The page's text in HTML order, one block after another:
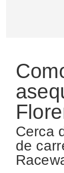
Cerca
de